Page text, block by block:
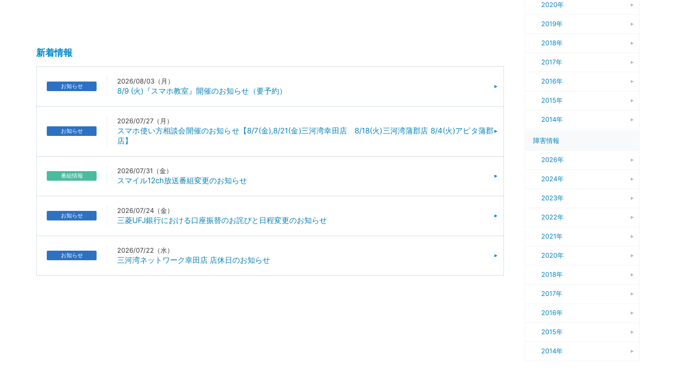
新着情報
お知らせ
2026/08/03（月）
8/9 (火)『スマホ教室』開催のお知らせ（要予約）
お知らせ
2026/07/27（月）
スマホ使い方相談会開催のお知らせ【8/7(金),8/21(金)三河湾幸田店 8/18(火)三河湾蒲郡店 8/4(火)アピタ蒲郡
店】
番組情報
2026/07/31（金）
スマイル12ch放送番組変更のお知らせ
お知らせ
2026/07/24（金）
三菱UFJ銀行における口座振替のお詫びと日程変更のお知らせ
お知らせ
2026/07/22（水）
三河湾ネットワーク幸田店 店休日のお知らせ
2020年
2019年
2018年
2017年
2016年
2015年
2014年
障害情報
2026年
2024年
2023年
2022年
2021年
2020年
2018年
2017年
2016年
2015年
2014年